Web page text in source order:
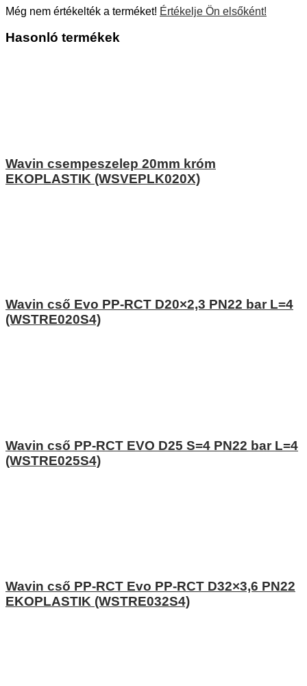
Még nem értékelték a terméket! Értékelje Ön elsőként!
Hasonló termékek
Wavin csempeszelep 20mm króm
EKOPLASTIK (WSVEPLK020X)
Wavin cső Evo PP-RCT D20×2,3 PN22 bar L=4
(WSTRE020S4)
Wavin cső PP-RCT EVO D25 S=4 PN22 bar L=4
(WSTRE025S4)
Wavin cső PP-RCT Evo PP-RCT D32×3,6 PN22
EKOPLASTIK (WSTRE032S4)